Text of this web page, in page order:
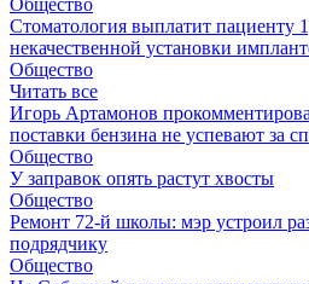
Общество
Стоматология выплатит пациенту
некачественной установки
Общество
Читать все
Игорь Артамонов
поставки бензина не успевают за
Общество
У заправок опять растут хвосты
Общество
Ремонт 72‑й школы: мэр устроил
подрядчику
Общество